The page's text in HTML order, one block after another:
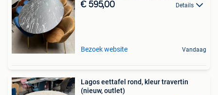
€ 595,00 Details
Bezoek website Vandaag
Lagos eettafel rond, kleur travertin
(nieuw, outlet)